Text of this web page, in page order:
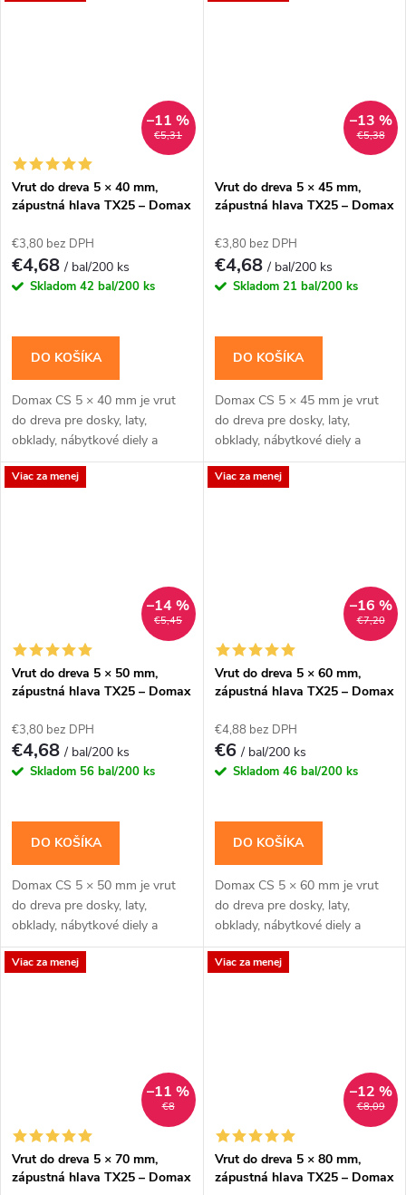
€5,31
–11 %
Vrut do dreva 5 × 40 mm,
zápustná hlava TX25 – Domax
€3,80 bez DPH
€4,68/ bal/200 ks
Skladom 42 bal/200 ks
DO KOŠÍKA
Domax CS 5 × 40 mm je vrut
do dreva pre dosky, laty,
obklady, nábytkové diely a
menšie montáže, kde má hlava
zostať zarovno. Zápustná hlava
€5,38
–13 %
Vrut do dreva 5 × 45 mm,
zápustná hlava TX25 – Domax
€3,80 bez DPH
€4,68/ bal/200 ks
Skladom 21 bal/200 ks
DO KOŠÍKA
Domax CS 5 × 45 mm je vrut
do dreva pre dosky, laty,
obklady, nábytkové diely a
menšie montáže, kde má hlava
zostať zarovno. Zápustná hlava
Viac za menej
€5,45
–14 %
Vrut do dreva 5 × 50 mm,
zápustná hlava TX25 – Domax
€3,80 bez DPH
€4,68/ bal/200 ks
Skladom 56 bal/200 ks
DO KOŠÍKA
Domax CS 5 × 50 mm je vrut
do dreva pre dosky, laty,
obklady, nábytkové diely a
menšie montáže, kde má hlava
zostať zarovno. Zápustná hlava
Viac za menej
€7,20
–16 %
Vrut do dreva 5 × 60 mm,
zápustná hlava TX25 – Domax
€4,88 bez DPH
€6/ bal/200 ks
Skladom 46 bal/200 ks
DO KOŠÍKA
Domax CS 5 × 60 mm je vrut
do dreva pre dosky, laty,
obklady, nábytkové diely a
menšie montáže, kde má hlava
zostať zarovno. Zápustná hlava
Viac za menej
€8
–11 %
Vrut do dreva 5 × 70 mm,
zápustná hlava TX25 – Domax
Viac za menej
€8,09
–12 %
Vrut do dreva 5 × 80 mm,
zápustná hlava TX25 – Domax